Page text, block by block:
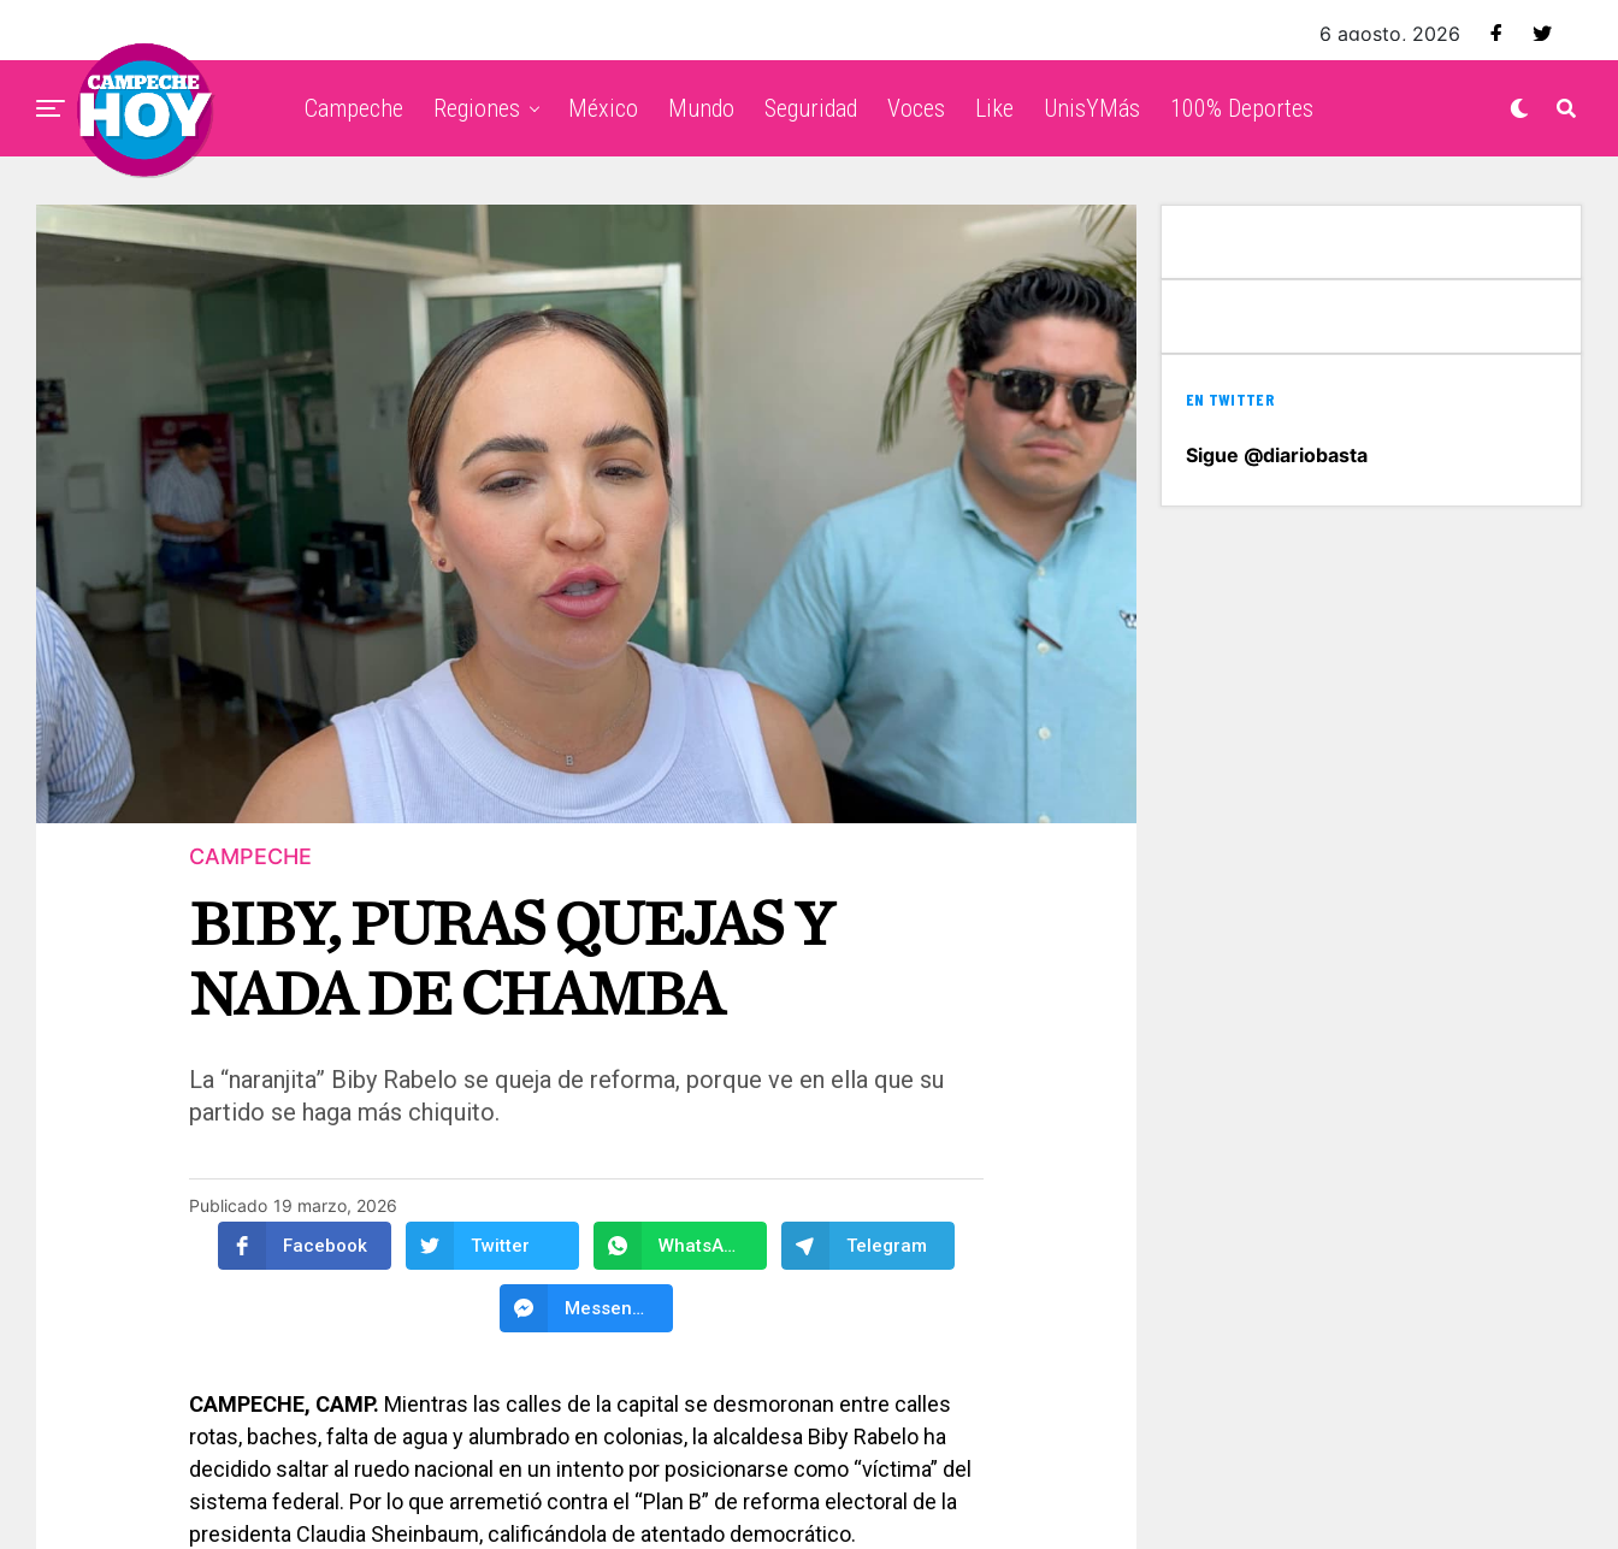
6 agosto, 2026
Campeche Regiones México Mundo Seguridad Voces Like UnisYMás 100% Deportes
CAMPECHE
BIBY, PURAS QUEJAS Y
NADA DE CHAMBA
La “naranjita” Biby Rabelo se queja de reforma, porque ve en ella que su
partido se haga más chiquito.
Publicado 19 marzo, 2026
Facebook Twitter WhatsApp Telegram
Messenger
CAMPECHE, CAMP. Mientras las calles de la capital se desmoronan entre calles
rotas, baches, falta de agua y alumbrado en colonias, la alcaldesa Biby Rabelo ha
decidido saltar al ruedo nacional en un intento por posicionarse como “víctima” del
sistema federal. Por lo que arremetió contra el “Plan B” de reforma electoral de la
presidenta Claudia Sheinbaum, calificándola de atentado democrático.
EN TWITTER
Sigue @diariobasta